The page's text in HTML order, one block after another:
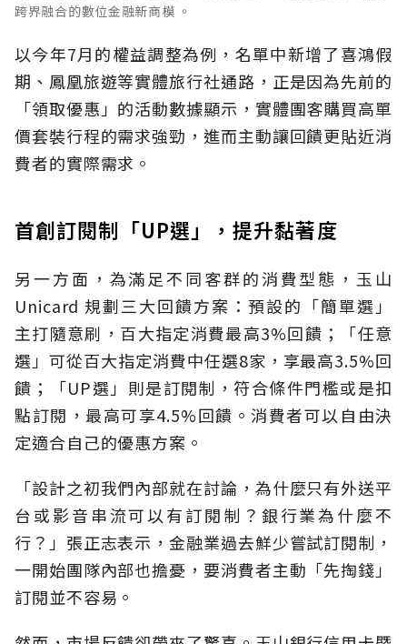
跨界融合的數位金融新商模 。
以今年7月的權益調整為例，名單中新增了喜鴻假
期、鳳凰旅遊等實體旅行社通路，正是因為先前的
「領取優惠」的活動數據顯示，實體團客購買高單
價套裝行程的需求強勁，進而主動讓回饋更貼近消
費者的實際需求。
首創訂閱制「UP選」，提升黏著度
另一方面，為滿足不同客群的消費型態，玉山
Unicard 規劃三大回饋方案：預設的「簡單選」
主打隨意刷，百大指定消費最高3%回饋；「任意
選」可從百大指定消費中任選8家，享最高3.5%回
饋；「UP選」則是訂閱制，符合條件門檻或是扣
點訂閱，最高可享4.5%回饋。消費者可以自由決
定適合自己的優惠方案。
「設計之初我們內部就在討論，為什麼只有外送平
台或影音串流可以有訂閱制？銀行業為什麼不
行？」張正志表示，金融業過去鮮少嘗試訂閱制，
一開始團隊內部也擔憂，要消費者主動「先掏錢」
訂閱並不容易。